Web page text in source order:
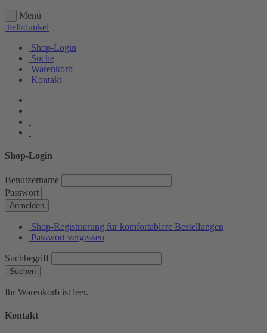
Menü
hell/dunkel
Shop-Login
Suche
Warenkorb
Kontakt
Shop-Login
Benutzername
Passwort
Anmelden
Shop-Registrierung für komfortablere Bestellungen
Passwort vergessen
Suchbegriff
Suchen
Ihr Warenkorb ist leer.
Kontakt